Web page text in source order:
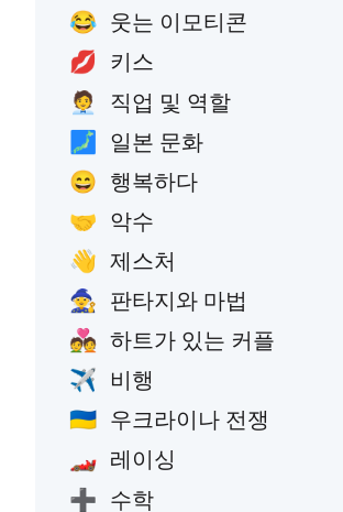
😂 웃는 이모티콘
💋 키스
🧑‍💼 직업 및 역할
🗾 일본 문화
😄 행복하다
🤝 악수
👋 제스처
🧙 판타지와 마법
💑 하트가 있는 커플
✈️ 비행
🇺🇦 우크라이나 전쟁
🏎️ 레이싱
➕ 수학